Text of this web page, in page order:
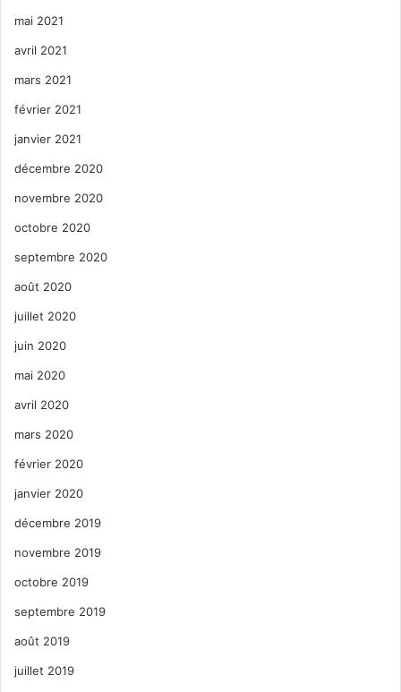
mai 2021
avril 2021
mars 2021
février 2021
janvier 2021
décembre 2020
novembre 2020
octobre 2020
septembre 2020
août 2020
juillet 2020
juin 2020
mai 2020
avril 2020
mars 2020
février 2020
janvier 2020
décembre 2019
novembre 2019
octobre 2019
septembre 2019
août 2019
juillet 2019